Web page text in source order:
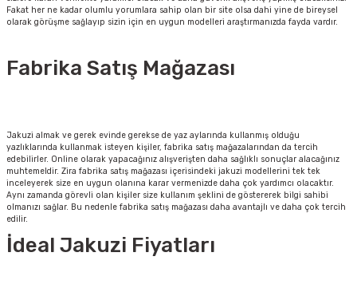
Fakat her ne kadar olumlu yorumlara sahip olan bir site olsa dahi yine de bireysel
olarak görüşme sağlayıp sizin için en uygun modelleri araştırmanızda fayda vardır.
Fabrika Satış Mağazası
Jakuzi almak ve gerek evinde gerekse de yaz aylarında kullanmış olduğu
yazlıklarında kullanmak isteyen kişiler, fabrika satış mağazalarından da tercih
edebilirler. Online olarak yapacağınız alışverişten daha sağlıklı sonuçlar alacağınız
muhtemeldir. Zira fabrika satış mağazası içerisindeki jakuzi modellerini tek tek
inceleyerek size en uygun olanına karar vermenizde daha çok yardımcı olacaktır.
Aynı zamanda görevli olan kişiler size kullanım şeklini de göstererek bilgi sahibi
olmanızı sağlar. Bu nedenle fabrika satış mağazası daha avantajlı ve daha çok tercih
edilir.
İdeal Jakuzi Fiyatları